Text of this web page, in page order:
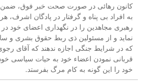
کانون رهائی در صورت صحت خبر فوق،
به افراد بی پناه و گرفتار در پادگان اشرف،
رهبری مجاهدین را در نگهداری اعضای خود
نماید و از مسئولین ذی ربط حقوق بشری و
که در شرایط جنگی اجازه ندهند که آقای
قربانی نمودن اعضاء خود به حیات سیاسی
خود را این گونه به کام مرگ بفرستد.